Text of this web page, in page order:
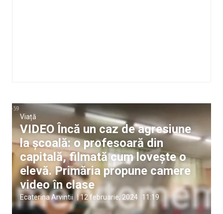
Viață
VIDEO Încă un caz de agresiune
la școală: o profesoară din
capitală, filmată cum lovește o
elevă. Primăria propune camere
video în clase
Ecaterina Arvintii |12 februarie, 2024 11:19